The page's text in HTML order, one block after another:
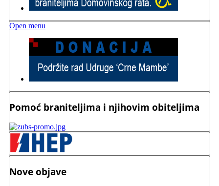
Open menu
Pomoć braniteljima i njihovim obiteljima
Nove objave